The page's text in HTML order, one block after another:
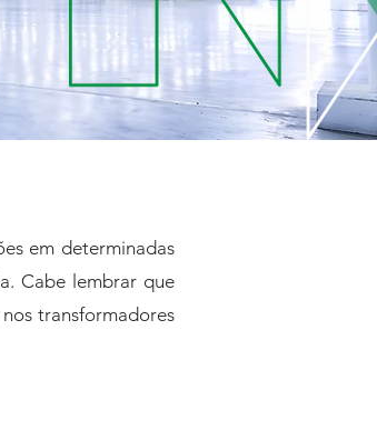
em determinadas
Cabe lembrar que
transformadores